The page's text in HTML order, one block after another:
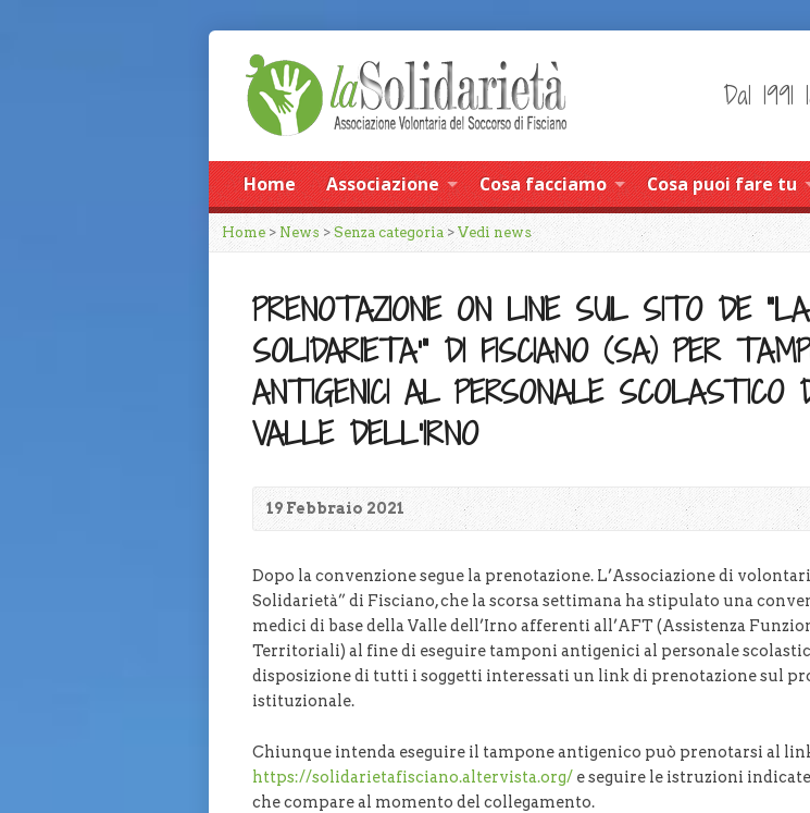
Dal
Home Associazione Cosa facciamo Cosa puoi fare tu
Home> News >Senza categoria> Vedi news
PRENOTAZIONE ON LINE SUL SITO DE “LA
SOLIDARIETA’” DI FISCIANO (SA) PER
ANTIGENICI AL PERSONALE SCOLASTICO
VALLE DELL’IRNO
19 Febbraio 2021
Dopo la convenzione segue la prenotazione. L’Associazione di
Solidarietà” di Fisciano, che la scorsa settimana ha stipulato una
medici di base della Valle dell’Irno afferenti all’AFT (Assistenza
Territoriali) al fine di eseguire tamponi antigenici al personale
disposizione di tutti i soggetti interessati un link di prenotazione sul
istituzionale.
Chiunque intenda eseguire il tampone antigenico può prenotarsi al
https://solidarietafisciano.altervista.org/ e seguire le istruzioni
che compare al momento del collegamento.